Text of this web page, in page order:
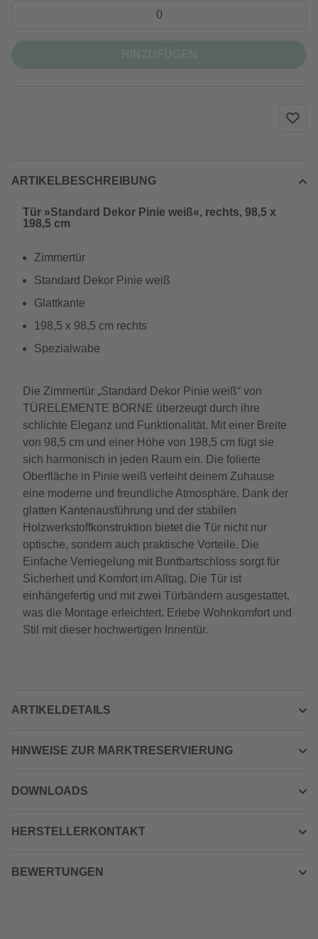
ARTIKELBESCHREIBUNG
Tür »Standard Dekor Pinie weiß«, rechts, 98,5 x
198,5 cm
Zimmertür
Standard Dekor Pinie weiß
Glattkante
198,5 x 98,5 cm rechts
Spezialwabe
Die Zimmertür „Standard Dekor Pinie weiß“ von
TÜRELEMENTE BORNE überzeugt durch ihre
schlichte Eleganz und Funktionalität. Mit einer Breite
von 98,5 cm und einer Höhe von 198,5 cm fügt sie
sich harmonisch in jeden Raum ein. Die folierte
Oberfläche in Pinie weiß verleiht deinem Zuhause
eine moderne und freundliche Atmosphäre. Dank der
glatten Kantenausführung und der stabilen
Holzwerkstoffkonstruktion bietet die Tür nicht nur
optische, sondern auch praktische Vorteile. Die
Einfache Verriegelung mit Buntbartschloss sorgt für
Sicherheit und Komfort im Alltag. Die Tür ist
einhängefertig und mit zwei Türbändern ausgestattet,
was die Montage erleichtert. Erlebe Wohnkomfort und
Stil mit dieser hochwertigen Innentür.
ARTIKELDETAILS
HINWEISE ZUR MARKTRESERVIERUNG
DOWNLOADS
HERSTELLERKONTAKT
BEWERTUNGEN